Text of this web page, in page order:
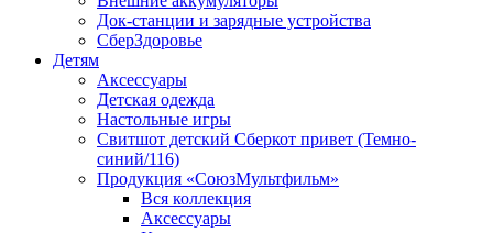
Док-станции и зарядные устройства
СберЗдоровье
Детям
Аксессуары
Детская одежда
Настольные игры
Свитшот детский Сберкот привет (Темно-
синий/116)
Продукция «СоюзМультфильм»
Вся коллекция
Аксессуары